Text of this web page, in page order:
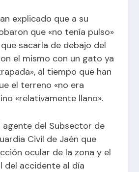
explicado que a su
que «no tenía pulso»
sacarla de debajo del
el mismo con un gato ya
al tiempo que han
el terreno «no era
«relativamente llano».
agente del Subsector de
Civil de Jaén que
ocular de la zona y el
del accidente al día